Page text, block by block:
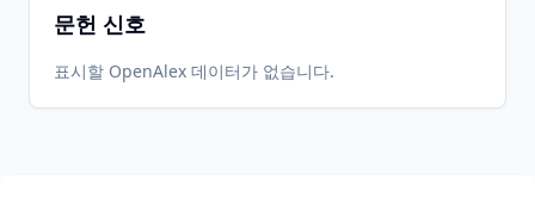
문헌 신호
표시할 OpenAlex 데이터가 없습니다.